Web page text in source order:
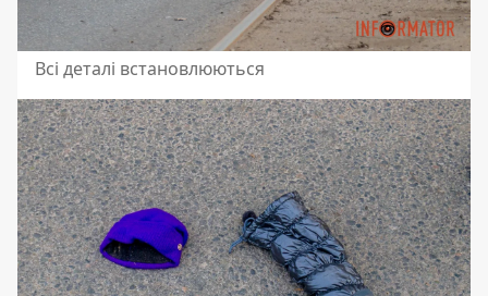
Всі деталі встановлюються